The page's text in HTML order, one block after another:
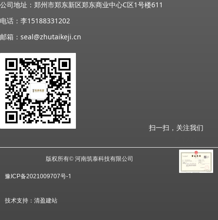
版权所有© 河南筑泰科技有限公司
公司地址：郑州市郑东新区郑东商业中心C区1号楼611
电话：李15188331202
邮箱：seal@zhutaikeji.cn
扫一扫，关注我们
豫ICP备2021009707号-1
技术支持： 清盈建站